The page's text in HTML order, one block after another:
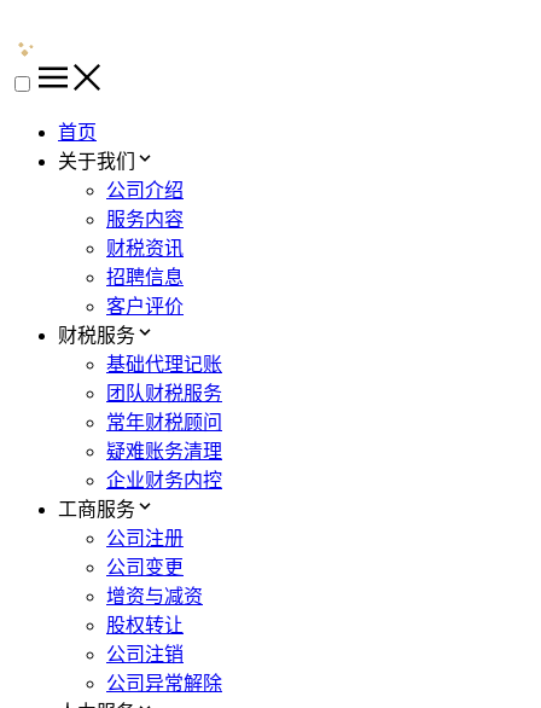
首页
关于我们
公司介绍
服务内容
财税资讯
招聘信息
客户评价
财税服务
基础代理记账
团队财税服务
常年财税顾问
疑难账务清理
企业财务内控
工商服务
公司注册
公司变更
增资与减资
股权转让
公司注销
公司异常解除